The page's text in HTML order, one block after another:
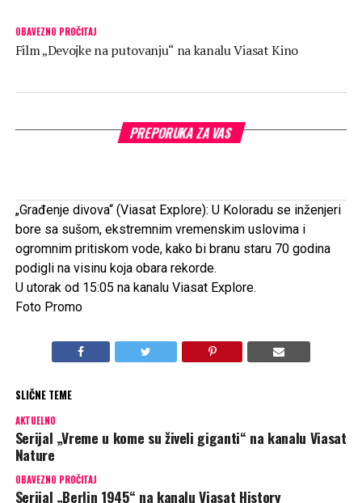
OBAVEZNO PROČITAJ
Film „Devojke na putovanju“ na kanalu Viasat Kino
PREPORUKA ZA VAS
„Građenje divova“ (Viasat Explore): U Koloradu se inženjeri
bore sa sušom, ekstremnim vremenskim uslovima i
ogromnim pritiskom vode, kako bi branu staru 70 godina
podigli na visinu koja obara rekorde.
SERIJE
„Predatori“ na kanalu Viasat Nature